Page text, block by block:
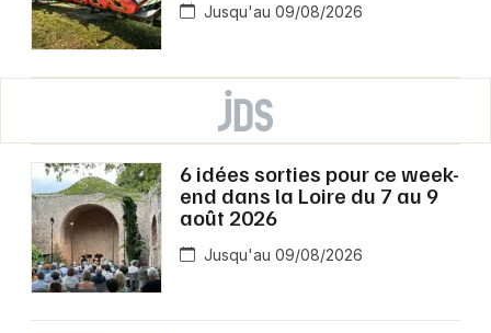
Jusqu'au 09/08/2026
6 idées sorties pour ce week-
end dans la Loire du 7 au 9
août 2026
Jusqu'au 09/08/2026